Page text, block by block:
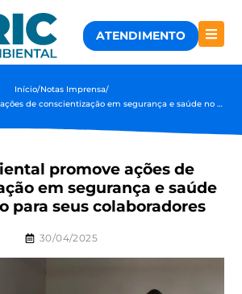
ATENDIMENTO
Início/Notas Imprensa/
RIC Ambiental promove ações de conscientização em segurança e saúde no trabalho para seus colaboradores
promove ações de
em segurança e saúde
para seus colaboradores
30/04/2025